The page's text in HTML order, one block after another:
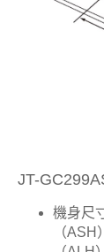
JT-
機身尺
（